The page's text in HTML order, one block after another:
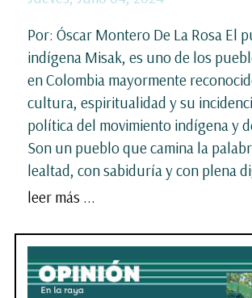
Por: Óscar Montero De La Rosa El
indígena Misak, es uno de los
en Colombia mayormente
cultura, espiritualidad y su
política del movimiento indígena y
Son un pueblo que camina la
lealtad, con sabiduría y con plena
leer más ...